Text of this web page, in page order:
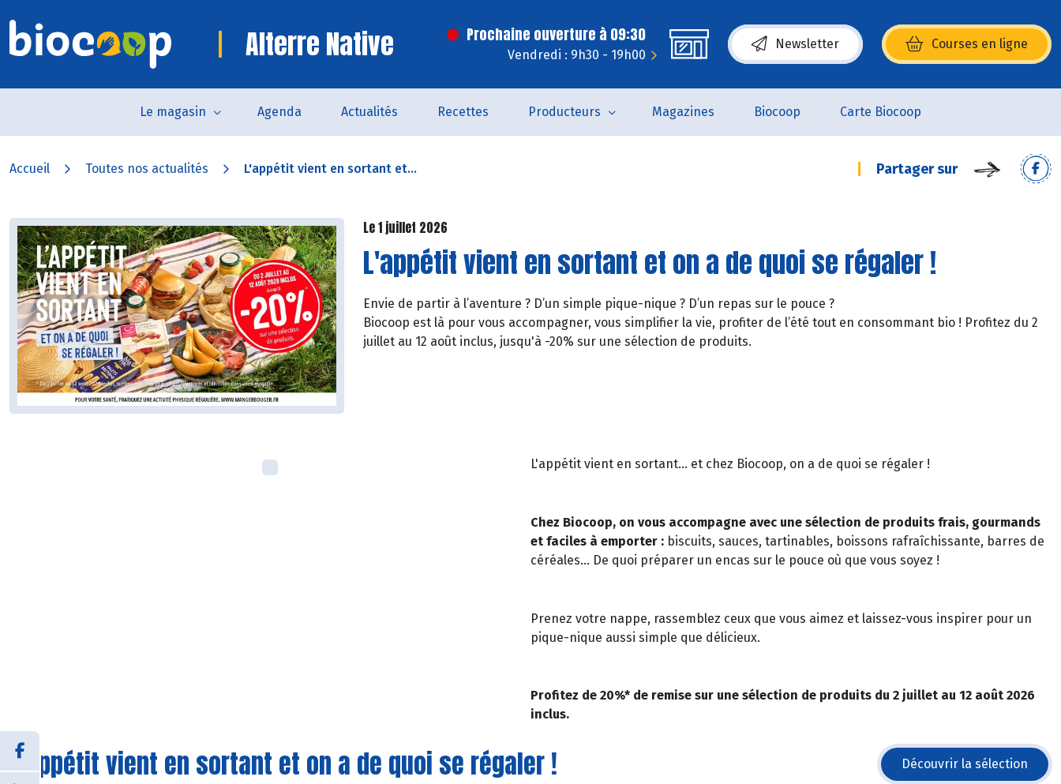
Alterre Native Prochaine ouverture à 09:30
Vendredi : 9h30 - 19h00
Newsletter Courses en ligne
(s’ouvre dans une nouvelle fenêtre)
Le magasin Agenda Actualités Recettes Producteurs Magazines Biocoop Carte Biocoop
Accueil Toutes nos actualités L'appétit vient en sortant et... Partager sur
Le 1 juillet 2026
L'appétit vient en sortant et on a de quoi se régaler !
Envie de partir à l’aventure ? D’un simple pique-nique ? D’un repas sur le pouce ?
Biocoop est là pour vous accompagner, vous simplifier la vie, profiter de l’été tout en consommant bio ! Profitez du 2
juillet au 12 août inclus, jusqu'à -20% sur une sélection de produits.
L'appétit vient en sortant... et chez Biocoop, on a de quoi se régaler !
Chez Biocoop, on vous accompagne avec une sélection de produits frais, gourmands
et faciles à emporter : biscuits, sauces, tartinables, boissons rafraîchissante, barres de
céréales... De quoi préparer un encas sur le pouce où que vous soyez !
Prenez votre nappe, rassemblez ceux que vous aimez et laissez-vous inspirer pour un
pique-nique aussi simple que délicieux.
Profitez de 20%* de remise sur une sélection de produits du 2 juillet au 12 août 2026
inclus.
L'appétit vient en sortant et on a de quoi se régaler ! Découvrir la sélection